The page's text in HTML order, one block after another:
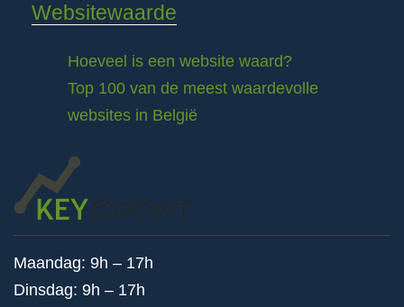
Websitewaarde
Hoeveel is een website waard?
Top 100 van de meest waardevolle
websites in België
Maandag: 9h – 17h
Dinsdag: 9h – 17h